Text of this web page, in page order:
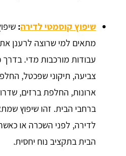
שיפוץ קוסמטי לדירה:
מתאים למי שרוצה לרענן
עבודות מורכבות מדי.
צביעה, תיקוני שפכטל,
ארונות, החלפת ברזים,
ברחבי הבית. זהו שיפוץ
לדירה, לפני השכרה או
הבית בתקציב נוח יחסית.